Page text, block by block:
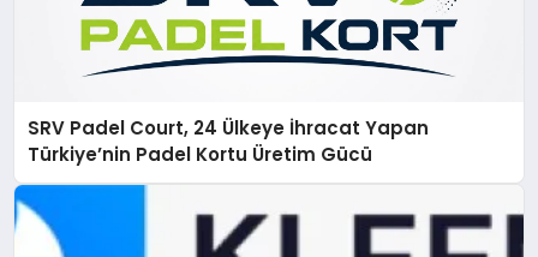
SRV Padel Court, 24 Ülkeye İhracat Yapan
Türkiye’nin Padel Kortu Üretim Gücü